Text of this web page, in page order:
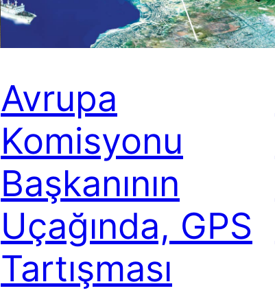
Avrupa
Komisyonu
Başkanının
Uçağında, GPS
Tartışması